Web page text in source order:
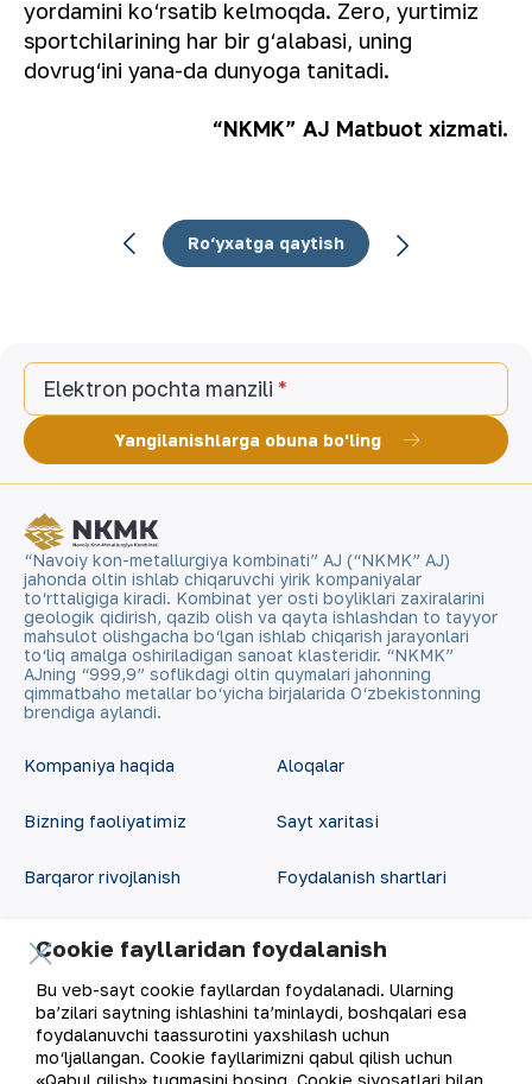
yordamini ko‘rsatib kelmoqda. Zero, yurtimiz
sportchilarining har bir g‘alabasi, uning
dovrug‘ini yana-da dunyoga tanitadi.
“NKMK” AJ Matbuot xizmati.
Ro‘yxatga qaytish
Elektron pochta manzili
Yangilanishlarga obuna bo'ling
“Navoiy kon-metallurgiya kombinati” AJ (“NKMK” AJ)
jahonda oltin ishlab chiqaruvchi yirik kompaniyalar
to‘rttaligiga kiradi. Kombinat yer osti boyliklari zaxiralarini
geologik qidirish, qazib olish va qayta ishlashdan to tayyor
mahsulot olishgacha bo‘lgan ishlab chiqarish jarayonlari
to‘liq amalga oshiriladigan sanoat klasteridir. “NKMK”
AJning “999,9” soflikdagi oltin quymalari jahonning
qimmatbaho metallar bo‘yicha birjalarida O‘zbekistonning
brendiga aylandi.
Kompaniya haqida
Bizning faoliyatimiz
Barqaror rivojlanish
Matbout xizmati
Karyera
Aloqalar
Sayt xaritasi
Foydalanish shartlari
foydalanish
Ochiq ma'lumotlar
RSS feed
Cookie fayllaridan foydalanish
Bu veb-sayt cookie fayllardan foydalanadi. Ularning
ba’zilari saytning ishlashini ta’minlaydi, boshqalari esa
foydalanuvchi taassurotini yaxshilash uchun
mo‘ljallangan. Cookie fayllarimizni qabul qilish uchun
«Qabul qilish» tugmasini bosing. Cookie siyosatlari bilan